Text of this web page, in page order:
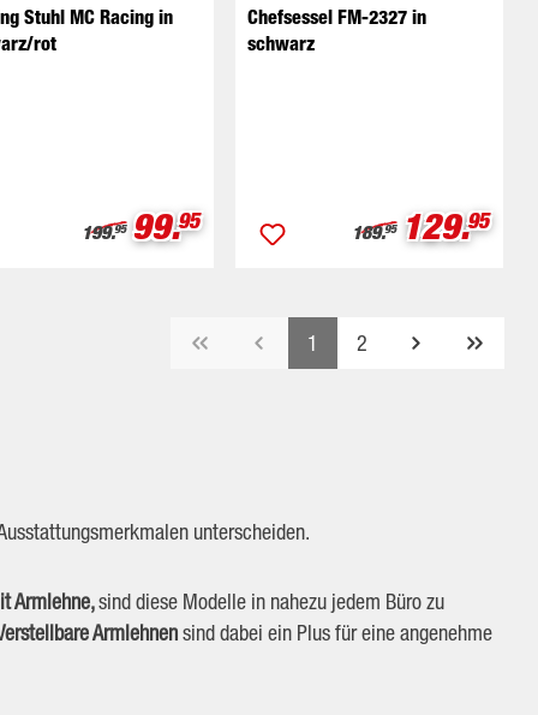
Stuhl MC Racing in
rot
Regulärer Preis:
199.95 Verkaufspreis:
99.95
Chefsessel FM-2327 in
schwarz
Regulärer Preis:
189.95 129.95
Seite
1 Seite
2
unterscheiden.
Armlehne,sind diese Modelle in nahezu jedem Büro zu
Armlehnensind dabei ein Plus für eine angenehme